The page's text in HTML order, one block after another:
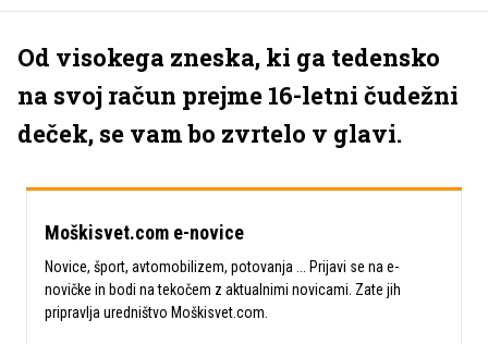
Od visokega zneska, ki ga tedensko
na svoj račun prejme 16-letni čudežni
deček, se vam bo zvrtelo v glavi.
Moškisvet.com e-novice
Novice, šport, avtomobilizem, potovanja ... Prijavi se na e-
novičke in bodi na tekočem z aktualnimi novicami. Zate jih
pripravlja uredništvo Moškisvet.com.